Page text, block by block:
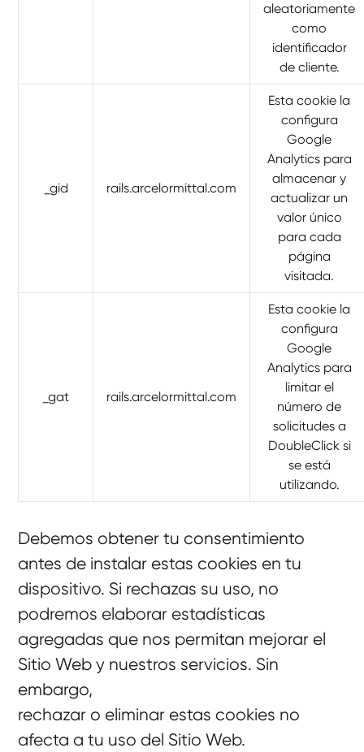
aleatoriamente
como
identificador
de cliente.
_gid rails.arcelormittal.com
Esta cookie la
configura
Google
Analytics para
almacenar y
actualizar un
valor único
para cada
página
visitada.
_gat rails.arcelormittal.com
Esta cookie la
configura
Google
Analytics para
limitar el
número de
solicitudes a
DoubleClick si
se está
utilizando.
Debemos obtener tu consentimiento
antes de instalar estas cookies en tu
dispositivo. Si rechazas su uso, no
podremos elaborar estadísticas
agregadas que nos permitan mejorar el
Sitio Web y nuestros servicios. Sin
embargo,
rechazar o eliminar estas cookies no
afecta a tu uso del Sitio Web.